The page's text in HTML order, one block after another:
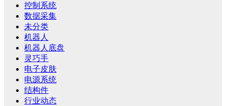
控制系统
数据采集
未分类
机器人
机器人底盘
灵巧手
电子皮肤
电源系统
结构件
行业动态